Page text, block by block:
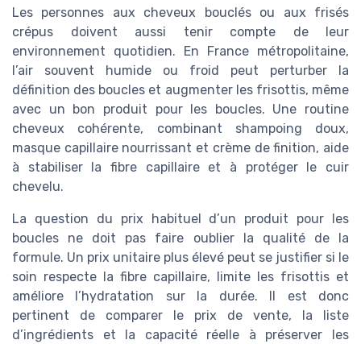
Les personnes aux cheveux bouclés ou aux frisés
crépus doivent aussi tenir compte de leur
environnement quotidien. En France métropolitaine,
l’air souvent humide ou froid peut perturber la
définition des boucles et augmenter les frisottis, même
avec un bon produit pour les boucles. Une routine
cheveux cohérente, combinant shampoing doux,
masque capillaire nourrissant et crème de finition, aide
à stabiliser la fibre capillaire et à protéger le cuir
chevelu.
La question du prix habituel d’un produit pour les
boucles ne doit pas faire oublier la qualité de la
formule. Un prix unitaire plus élevé peut se justifier si le
soin respecte la fibre capillaire, limite les frisottis et
améliore l’hydratation sur la durée. Il est donc
pertinent de comparer le prix de vente, la liste
d’ingrédients et la capacité réelle à préserver les